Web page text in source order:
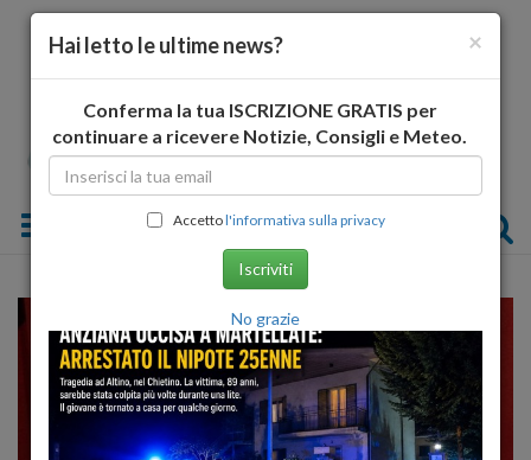
Toggle navigation
×
Hai letto le ultime news?
Conferma la tua ISCRIZIONE GRATIS per
continuare a ricevere Notizie, Consigli e Meteo.
Accettol'informativa sulla privacy
Iscriviti
No grazie